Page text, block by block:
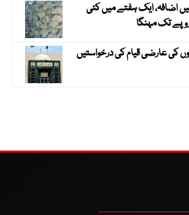
اضافہ، ایک ہفتے میں کئی
کی عارضی قیام کی درخواستیں